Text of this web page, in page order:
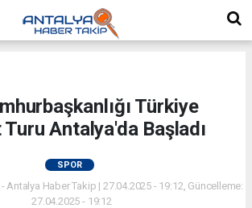
Türkiye
Antalya'da Başladı
SPOR
Antalya Haber Takip | 27.04.2025 - 19:12, Güncelleme:
27.04.2025 - 19:12